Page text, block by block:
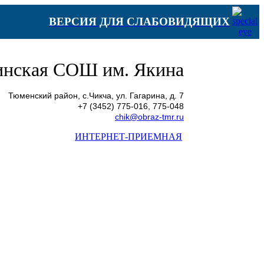
ВЕРСИЯ ДЛЯ СЛАБОВИДЯЩИХ
СОШ им. Якина
Тюменский район, с.Чикча, ул. Гагарина, д. 7
+7 (3452) 775-016, 775-048
chik@obraz-tmr.ru
ИНТЕРНЕТ-ПРИЕМНАЯ